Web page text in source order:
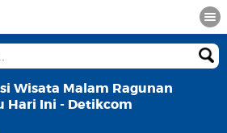
Wisata Malam Ragunan
Hari Ini - Detikcom